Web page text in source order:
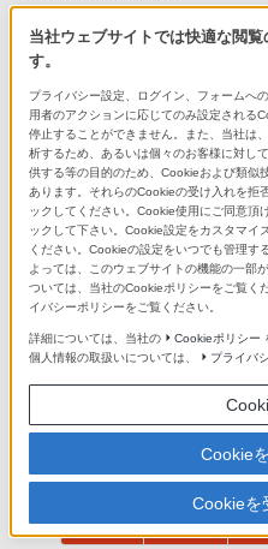
総合評価の分布
5
4
3
2
1
評価項目別の平均
画質
音質
当社ウェブサイトでは快適な閲
す。
プライバシー設定、ログイン、フォームへ
用者のアクションに応じてのみ設定される
停止することができません。また、当社は
析するため、あるいは個々のお客様に対し
供する等の目的のため、Cookieおよび類似
あります。それらのCookieの受け入れを拒
ックしてください。Cookie使用にご同意頂
ックして下さい。Cookie設定をカスタマイ
ください。Cookieの設定をいつでも管理す
よっては、このウェブサイトの機能の一部
ついては、当社のCookieポリシーをご覧く
イバシーポリシーをご覧ください。
詳細については、当社の Cookieポリシー
個人情報の取扱いについては、
プライバ
Cookie
Cookieを